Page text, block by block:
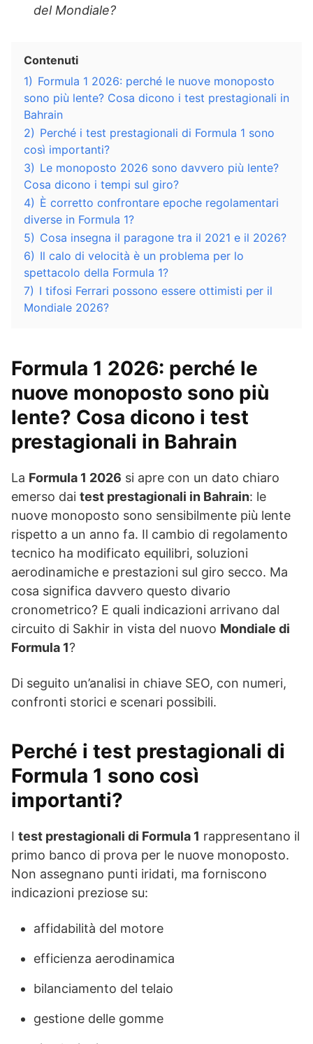
del Mondiale?
Contenuti
1) Formula 1 2026: perché le nuove monoposto
sono più lente? Cosa dicono i test prestagionali in
Bahrain
2) Perché i test prestagionali di Formula 1 sono
così importanti?
3) Le monoposto 2026 sono davvero più lente?
Cosa dicono i tempi sul giro?
4) È corretto confrontare epoche regolamentari
diverse in Formula 1?
5) Cosa insegna il paragone tra il 2021 e il 2026?
6) Il calo di velocità è un problema per lo
spettacolo della Formula 1?
7) I tifosi Ferrari possono essere ottimisti per il
Mondiale 2026?
Formula 1 2026: perché le
nuove monoposto sono più
lente? Cosa dicono i test
prestagionali in Bahrain
La Formula 1 2026 si apre con un dato chiaro
emerso dai test prestagionali in Bahrain: le
nuove monoposto sono sensibilmente più lente
rispetto a un anno fa. Il cambio di regolamento
tecnico ha modificato equilibri, soluzioni
aerodinamiche e prestazioni sul giro secco. Ma
cosa significa davvero questo divario
cronometrico? E quali indicazioni arrivano dal
circuito di Sakhir in vista del nuovo Mondiale di
Formula 1?
Di seguito un’analisi in chiave SEO, con numeri,
confronti storici e scenari possibili.
Perché i test prestagionali di
Formula 1 sono così
importanti?
I test prestagionali di Formula 1 rappresentano il
primo banco di prova per le nuove monoposto.
Non assegnano punti iridati, ma forniscono
indicazioni preziose su:
affidabilità del motore
efficienza aerodinamica
bilanciamento del telaio
gestione delle gomme